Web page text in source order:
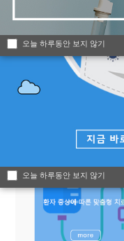
오늘 하루동안 보지 않기
오늘 하루동안 보지 않기